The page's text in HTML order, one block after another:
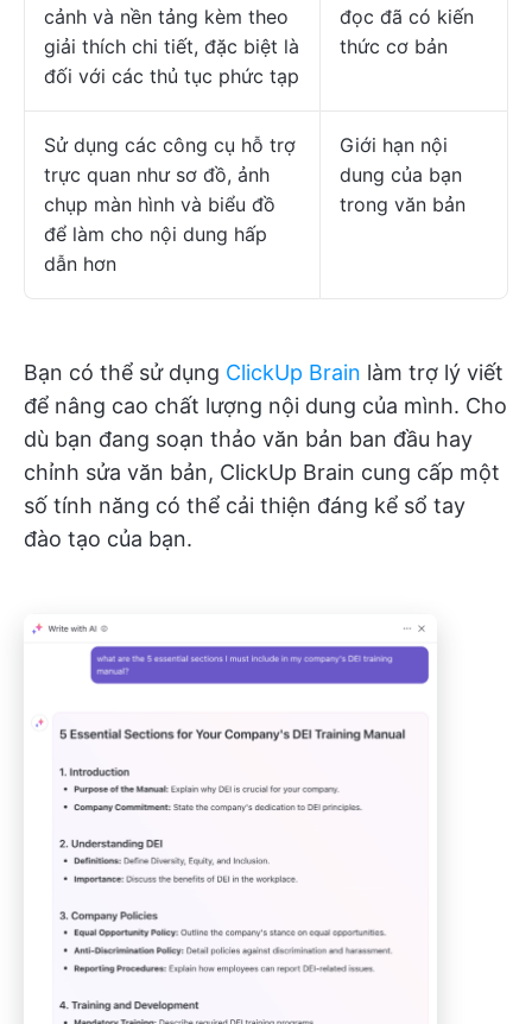
cảnh và nền tảng kèm theo
giải thích chi tiết, đặc biệt là
đối với các thủ tục phức tạp
đọc đã có kiến
thức cơ bản
Sử dụng các công cụ hỗ trợ
trực quan như sơ đồ, ảnh
chụp màn hình và biểu đồ
để làm cho nội dung hấp
dẫn hơn
Giới hạn nội
dung của bạn
trong văn bản
Bạn có thể sử dụng ClickUp Brain làm trợ lý viết
để nâng cao chất lượng nội dung của mình. Cho
dù bạn đang soạn thảo văn bản ban đầu hay
chỉnh sửa văn bản, ClickUp Brain cung cấp một
số tính năng có thể cải thiện đáng kể sổ tay
đào tạo của bạn.